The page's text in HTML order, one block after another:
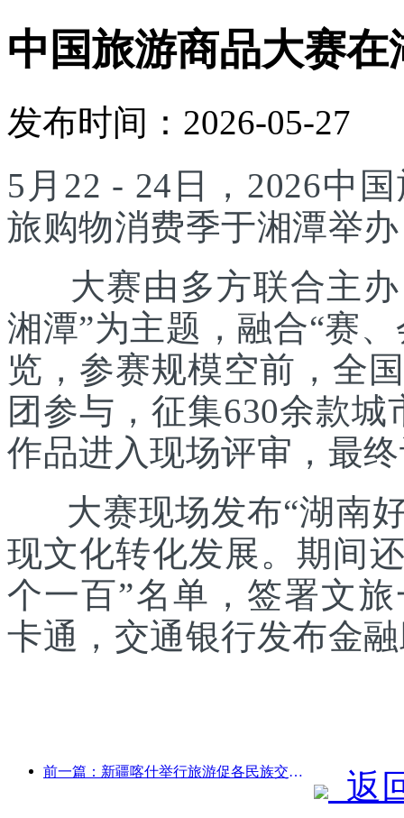
中国旅游商品大赛
发布时间：2026-05-27
5月22 - 24日，2026中
旅购物消费季于湘潭举
大赛由多方联合主办
湘潭”为主题，融合“赛
览，参赛规模空前，全
团参与，征集630余款
作品进入现场评审，最
大赛现场发布“湖南好
现文化转化发展。期间
个一百”名单，签署文
卡通，交通银行发布金
前一篇：新疆喀什举行旅游促各民族交流推广活动 返